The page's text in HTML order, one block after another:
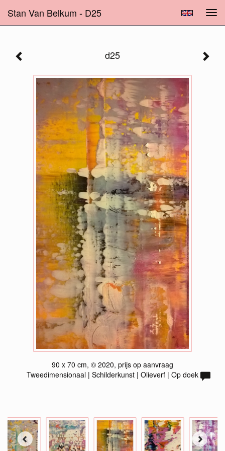
Stan Van Belkum - D25
d25
90 x 70 cm, © 2020, prijs op aanvraag
Tweedimensionaal | Schilderkunst | Olieverf | Op doek